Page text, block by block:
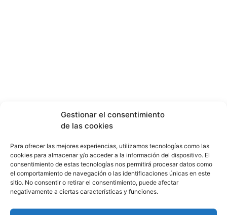
Gestionar el consentimiento
de las cookies
Para ofrecer las mejores experiencias, utilizamos tecnologías como las
cookies para almacenar y/o acceder a la información del dispositivo. El
consentimiento de estas tecnologías nos permitirá procesar datos como
el comportamiento de navegación o las identificaciones únicas en este
sitio. No consentir o retirar el consentimiento, puede afectar
negativamente a ciertas características y funciones.